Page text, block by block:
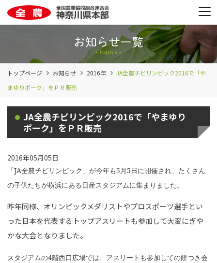
トップページ お知らせ 2016年
JA全農チビリンピック2016で「や
まゆりポーク」をＰＲ販売
JA全農チビリンピック2016で「やまゆり
ポーク」をＰＲ販売
2016年05月05日
「JA全農チビリンピック」が今年も5月5日に開催され、たくさん
の子供たちが横浜にある日産スタジアムに集まりました。
昨年同様、オリンピックメダリストやプロスポーツ選手とい
った日本を代表するトップアスリートも参加して大変にぎや
かな大会となりました。
スタジアムの4階西口広場では、アスリートも参加しての餅つき会